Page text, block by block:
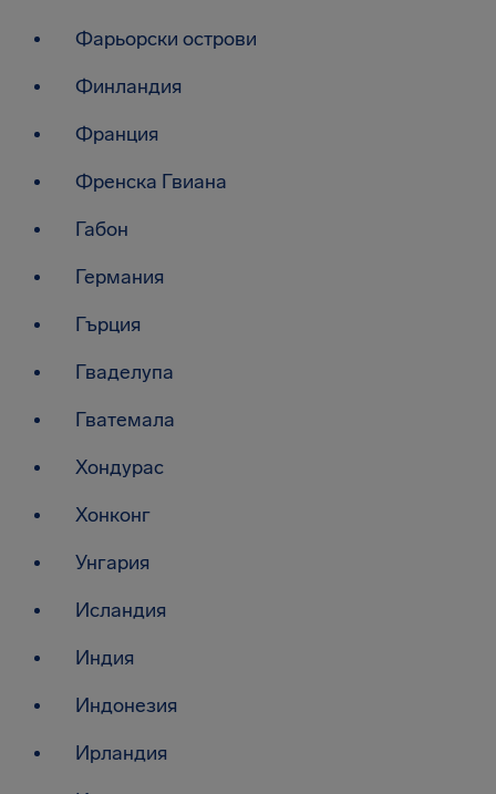
Фарьорски острови
Финландия
Франция
Френска Гвиана
Габон
Германия
Гърция
Гваделупа
Гватемала
Хондурас
Хонконг
Унгария
Исландия
Индия
Индонезия
Ирландия